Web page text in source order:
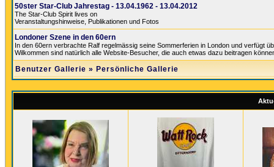
50ster Star-Club Jahrestag - 13.04.1962 - 13.04.2012
The Star-Club Spirit lives on
Veranstaltungshinweise, Publikationen und Fotos
Londoner Szene in den 60ern
In den 60ern verbrachte Ralf regelmässig seine Sommerferien in London und verfügt
Wilkommen sind natürlich alle Website-Besucher, die auch etwas dazu beitragen
Benutzer Gallerie » Persönliche Gallerie